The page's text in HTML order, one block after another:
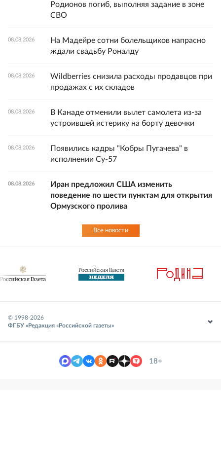
Родионов погиб, выполняя задание в зоне
СВО
08.08.2026
На Мадейре сотни болельщиков напрасно
ждали свадьбу Роналду
08.08.2026
Wildberries снизила расходы продавцов при
продажах с их складов
08.08.2026
В Канаде отменили вылет самолета из-за
устроившей истерику на борту девочки
08.08.2026
Появились кадры "Кобры Пугачева" в
исполнении Су-57
08.08.2026
Иран предложил США изменить
поведение по шести пунктам для открытия
Ормузского пролива
Все новости
© 1998-2026
ФГБУ «Редакция «Российской газеты»
18+